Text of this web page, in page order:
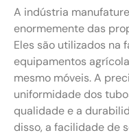
A indústria
enormemente das
Eles são utilizados na
equipamentos
mesmo móveis. A
uniformidade dos
qualidade e a
disso, a facilidade de